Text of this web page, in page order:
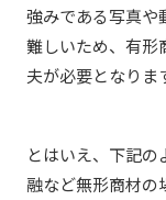
強みである写真や
難しいため、有形
夫が必要となりま
とはいえ、下記
融など無形商材の